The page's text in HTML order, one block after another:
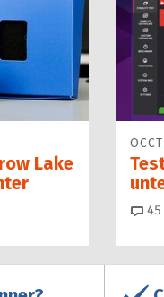
Lake
45